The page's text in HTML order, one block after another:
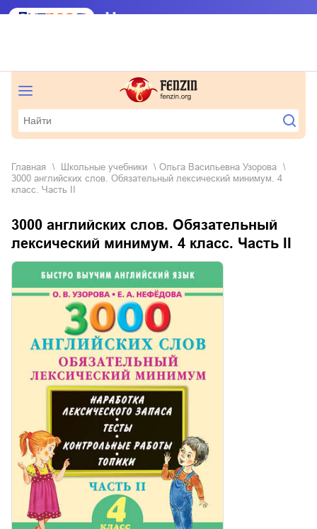
Главная школьные учебники
Ольга Васильевна Узорова
3000 английских слов. Обязательный лексический минимум. 4
класс. Часть II
3000 английских слов. Обязательный
лексический минимум. 4 класс. Часть II